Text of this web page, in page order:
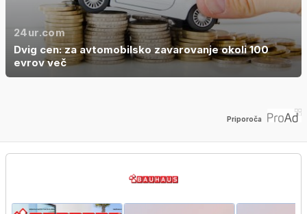
24ur.com
Dvig cen: za avtomobilsko zavarovanje okoli 100
evrov več
Priporoča